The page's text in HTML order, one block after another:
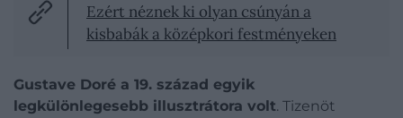
Ezért néznek ki olyan csúnyán a
kisbabák a középkori festményeken
Gustave Doré a 19. század egyik
legkülönlegesebb illusztrátora volt. Tizenöt